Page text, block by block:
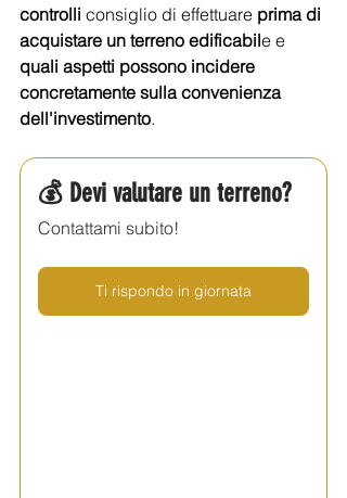
controlli consiglio di effettuare prima di
acquistare un terreno edificabile e
quali aspetti possono incidere
concretamente sulla convenienza
dell'investimento.
💰 Devi valutare un terreno?
Contattami subito!
Ti rispondo in giornata